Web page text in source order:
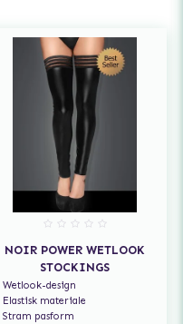
NOIR POWER WETLOOK
STOCKINGS
Wetlook-design
Elastisk materiale
Stram pasform